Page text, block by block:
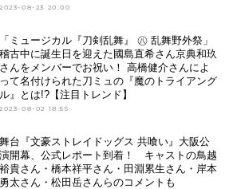
2023-08-23 20:00
「ミュージカル『刀剣乱舞』 ㊇ 乱舞野外祭」
稽古中に誕生日を迎えた國島直希さん京典和玖
さんをメンバーでお祝い！ 高橋健介さんによ
って名付けられた刀ミュの『魔のトライアング
ル』とは!?【注目トレンド】
2023-08-02 18:55
舞台『文豪ストレイドッグス 共喰い』大阪公
演開幕、公式レポート到着！ キャストの鳥越
裕貴さん・橋本祥平さん・田淵累生さん・岸本
勇太さん・松田岳さんらのコメントも